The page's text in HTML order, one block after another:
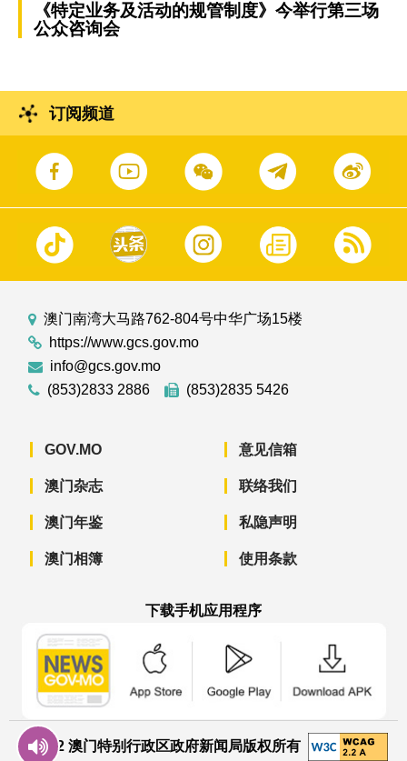
《特定业务及活动的规管制度》今举行第三场
公众咨询会
订阅频道
澳门南湾大马路762-804号中华广场15楼
https://www.gcs.gov.mo
info@gcs.gov.mo
(853)2833 2886
(853)2835 5426
GOV.MO
澳门杂志
澳门年鉴
澳门相簿
意见信箱
联络我们
私隐声明
使用条款
下载手机应用程序
© 2022 澳门特别行政区政府新闻局版权所有